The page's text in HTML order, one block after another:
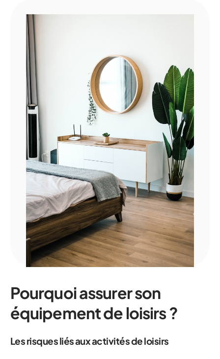
Pourquoi assurer son
équipement de loisirs ?
Les risques liés aux activités de loisirs